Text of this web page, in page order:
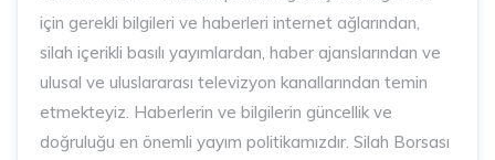
için gerekli bilgileri ve haberleri internet ağlarından,
silah içerikli basılı yayımlardan, haber ajanslarından ve
ulusal ve uluslararası televizyon kanallarından temin
etmekteyiz. Haberlerin ve bilgilerin güncellik ve
doğruluğu en önemli yayım politikamızdır. Silah Borsası